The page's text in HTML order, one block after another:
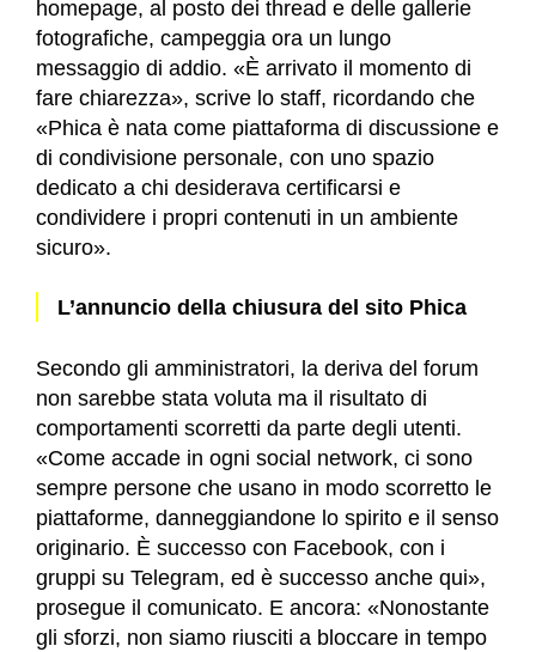
homepage, al posto dei thread e delle gallerie
fotografiche, campeggia ora un lungo
messaggio di addio. «È arrivato il momento di
fare chiarezza», scrive lo staff, ricordando che
«Phica è nata come piattaforma di discussione e
di condivisione personale, con uno spazio
dedicato a chi desiderava certificarsi e
condividere i propri contenuti in un ambiente
sicuro».
L’annuncio della chiusura del sito Phica
Secondo gli amministratori, la deriva del forum
non sarebbe stata voluta ma il risultato di
comportamenti scorretti da parte degli utenti.
«Come accade in ogni social network, ci sono
sempre persone che usano in modo scorretto le
piattaforme, danneggiandone lo spirito e il senso
originario. È successo con Facebook, con i
gruppi su Telegram, ed è successo anche qui»,
prosegue il comunicato. E ancora: «Nonostante
gli sforzi, non siamo riusciti a bloccare in tempo